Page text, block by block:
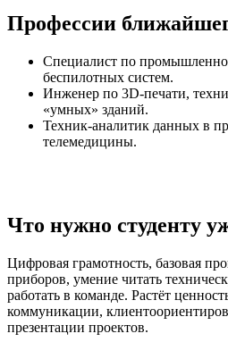
Профессии
Специалист по
беспилотных систем.
Инженер по 3D‑печати,
«умных» зданий.
Техник‑аналитик данных в
телемедицины.
Что нужно студенту
Цифровая грамотность, базовая
приборов, умение читать
работать в команде. Растёт
коммуникации,
презентации проектов.